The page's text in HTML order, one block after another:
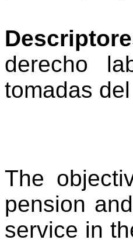
derecho
tomadas
The
pension
service in